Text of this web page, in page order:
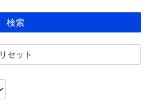
検索
リセット